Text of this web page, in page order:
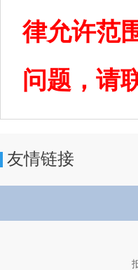
律允许范
问题，请
友情链接